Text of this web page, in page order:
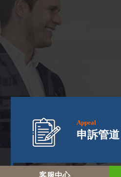
Appeal
申訴管道
客服中心